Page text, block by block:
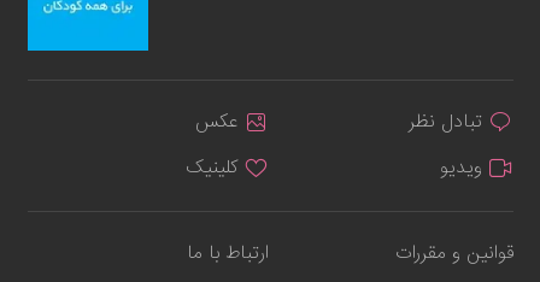
تبادل نظر
عکس
ویدیو
کلینیک
قوانین و مقررات ارتباط با ما